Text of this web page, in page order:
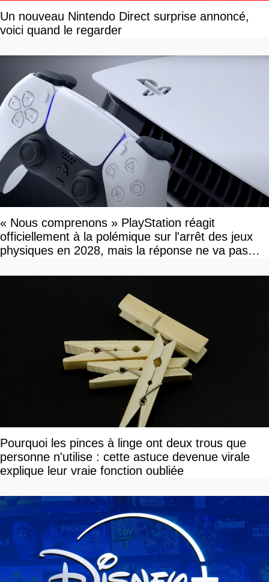
Un nouveau Nintendo Direct surprise annoncé,
voici quand le regarder
« Nous comprenons » PlayStation réagit
officiellement à la polémique sur l'arrêt des jeux
physiques en 2028, mais la réponse ne va pas
Pourquoi les pinces à linge ont deux trous que
personne n'utilise : cette astuce devenue virale
explique leur vraie fonction oubliée